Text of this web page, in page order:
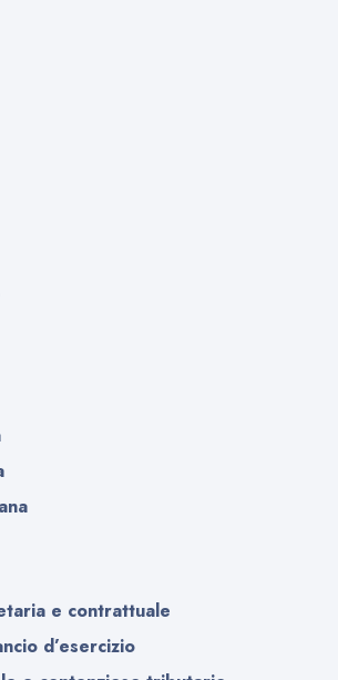
e contrattuale
d’esercizio